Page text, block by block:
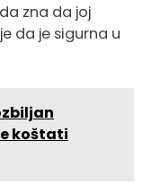
zna da joj
da je sigurna u
koštati